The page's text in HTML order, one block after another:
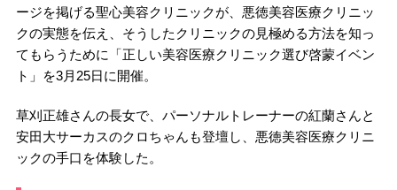
ージを掲げる聖心美容クリニックが、悪徳美容医療クリニッ
クの実態を伝え、そうしたクリニックの見極める方法を知っ
てもらうために「正しい美容医療クリニック選び啓蒙イベン
ト」を3月25日に開催。
草刈正雄さんの長女で、パーソナルトレーナーの紅蘭さんと
安田大サーカスのクロちゃんも登壇し、悪徳美容医療クリニ
ックの手口を体験した。